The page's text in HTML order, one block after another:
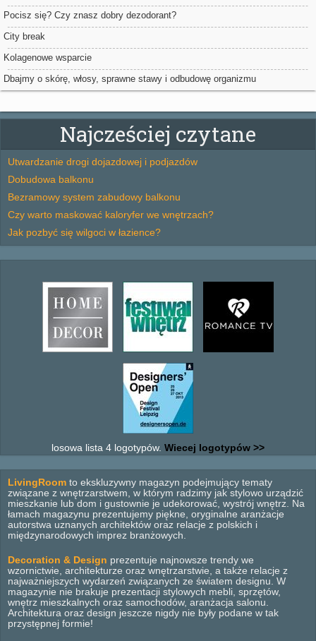
Pocisz się? Czy znasz dobry dezodorant?
City break
Kolagenowe wsparcie
Dbajmy o skórę, włosy, sprawne stawy i odbudowę organizmu
Najcześciej czytane
Utwardzanie drogi dojazdowej i podjazdów
Dobudowa balkonu
Bezramowy system zabudowy balkonu
Czy warto maskować kaloryfer we wnętrzach?
Jak pozbyć się wilgoci w łazience?
losowa lista 4 logotypów. Wiecej logotypów >>
LivingRoom to ekskluzywny magazyn podejmujący tematy
związane z wnętrzarstwem, w którym radzimy jak stylowo urządzić
mieszkanie lub dom i gustownie je udekorować, wystrój wnętrz. Na
łamach magazynu prezentujemy piękne, oryginalne aranżacje
autorstwa uznanych architektów oraz relacje z polskich i
międzynarodowych imprez branżowych.
Decoration & Design prezentuje najnowsze trendy we
wzornictwie, architekturze oraz wnętrzarstwie, a także relacje z
najważniejszych wydarzeń związanych ze światem designu. W
magazynie nie brakuje prezentacji stylowych mebli, sprzętów,
wnętrz mieszkalnych oraz samochodów, aranżacja salonu.
Architektura oraz design jeszcze nigdy nie były podane w tak
przystępnej formie!